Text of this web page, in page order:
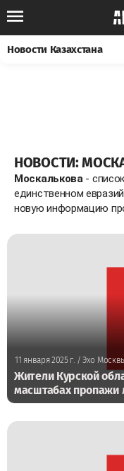
Новости Казахстана
НОВОСТИ:
Москалькова -
единственном
новую информацию
11 января 2025 г./ Эхо
Жители Курской
масштабах пропажи